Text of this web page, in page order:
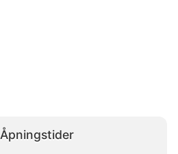
Åpningstider